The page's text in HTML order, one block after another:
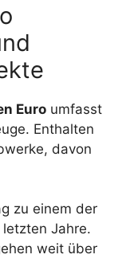
Euro umfasst
Enthalten
davon
zu einem der
Jahre.
weit über